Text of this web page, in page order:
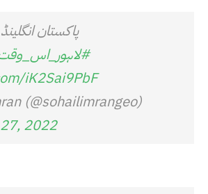
پاکستان
iK2Sai9PbF
(@sohailimrangeo)
2022